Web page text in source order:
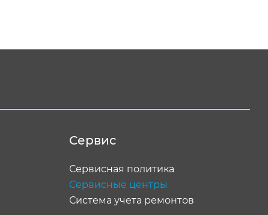
Сервис
Сервисная политика
Сервисные центры
Система учета ремонтов